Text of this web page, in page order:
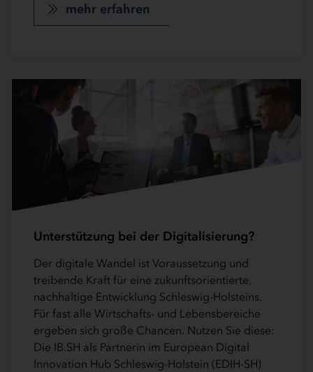
mehr erfahren
Unterstützung bei der Digitalisierung?
Der digitale Wandel ist Voraussetzung und
treibende Kraft für eine zukunftsorientierte,
nachhaltige Entwicklung Schleswig-Holsteins.
Für fast alle Wirtschafts- und Lebensbereiche
ergeben sich große Chancen. Nutzen Sie diese:
Die IB.SH als Partnerin im European Digital
Innovation Hub Schleswig-Holstein (EDIH-SH)